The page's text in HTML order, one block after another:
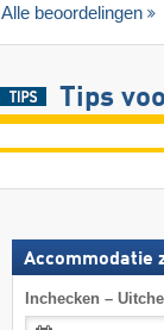
Alle beoordelingen
Tips
Accommodatie
Inchecken –